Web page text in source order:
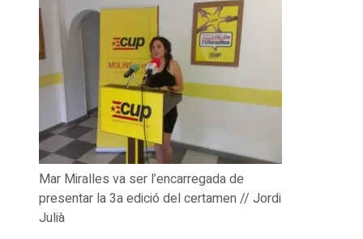
Mar Miralles va ser l’encarregada de
presentar la 3a edició del certamen // Jordi
Julià